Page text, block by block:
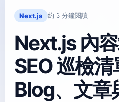
Next.js 約 3 分鐘閱讀
Next.js 內
SEO 巡檢清
Blog、文章